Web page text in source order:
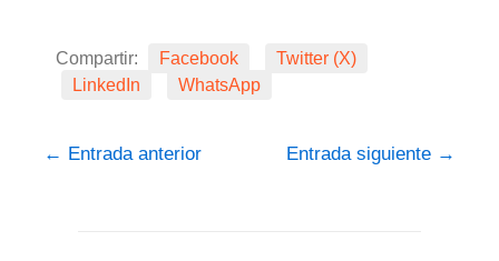
Compartir: Facebook
Twitter (X)
LinkedIn
WhatsApp
← Entrada anterior Entrada siguiente →